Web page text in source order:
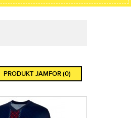
PRODUKT JÄMFÖR (0)